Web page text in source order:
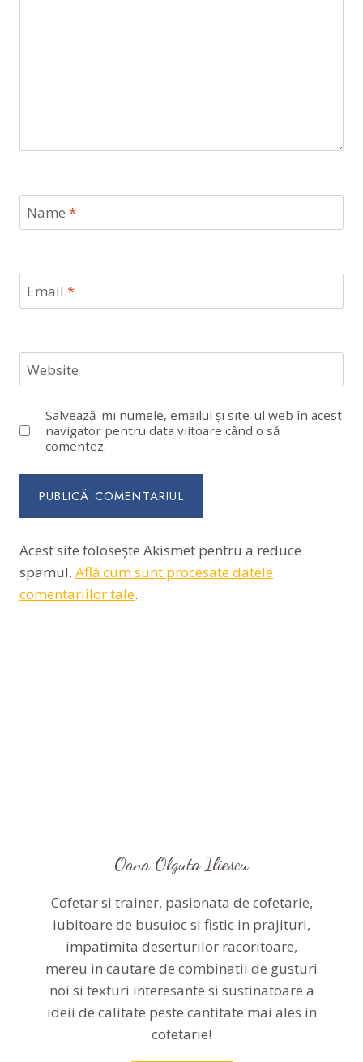
Name *
Email *
Website
Salvează-mi numele, emailul și site-ul web în acest
navigator pentru data viitoare când o să
comentez.
Acest site folosește Akismet pentru a reduce
spamul. Află cum sunt procesate datele
comentariilor tale.
Oana Olguta Iliescu
Cofetar si trainer, pasionata de cofetarie,
iubitoare de busuioc si fistic in prajituri,
impatimita deserturilor racoritoare,
mereu in cautare de combinatii de gusturi
noi si texturi interesante si sustinatoare a
ideii de calitate peste cantitate mai ales in
cofetarie!